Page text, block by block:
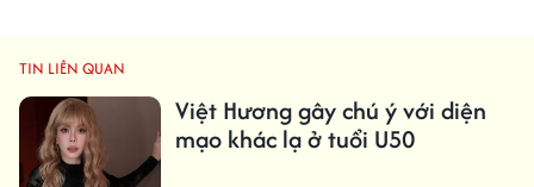
TIN LIÊN QUAN
Việt Hương gây chú ý với diện
mạo khác lạ ở tuổi U50